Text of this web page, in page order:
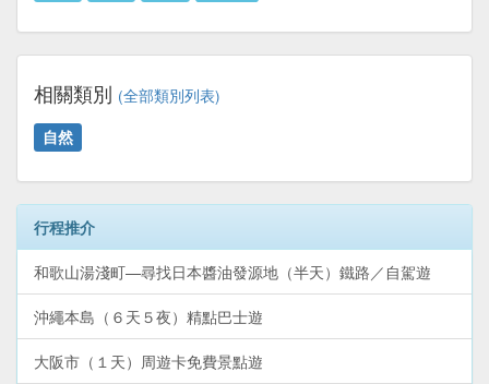
相關類別 (全部類別列表)
自然
行程推介
和歌山湯淺町—尋找日本醬油發源地（半天）鐵路／自駕遊
沖繩本島（６天５夜）精點巴士遊
大阪市（１天）周遊卡免費景點遊